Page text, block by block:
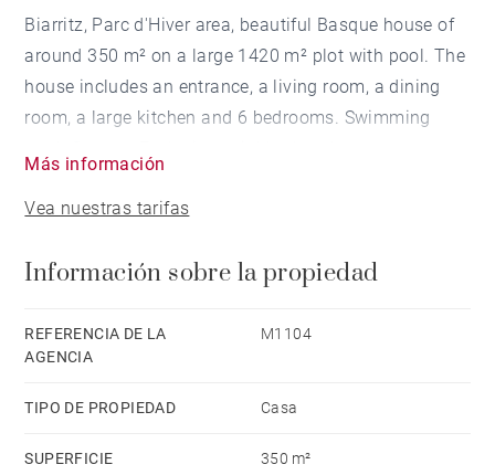
Biarritz, Parc d'Hiver area, beautiful Basque house of
around 350 m² on a large 1420 m² plot with pool. The
house includes an entrance, a living room, a dining
room, a large kitchen and 6 bedrooms. Swimming
Más información
Vea nuestras tarifas
Información sobre la propiedad
REFERENCIA DE LA
AGENCIA
M1104
TIPO DE PROPIEDAD Casa
SUPERFICIE 350 m²